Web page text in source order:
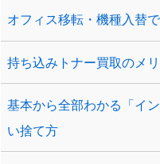
オフィス移転・機種入替
持ち込みトナー買取のメ
基本から全部わかる「イ
い捨て方